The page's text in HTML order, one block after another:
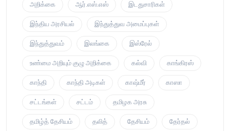
அறிக்கை ஆர்.எஸ்.எஸ் இடதுசாரிகள்
இந்திய அரசியல் இந்துத்துவ அமைப்புகள்
இந்துத்துவம் இலங்கை இஸ்ரேல்
உண்மை அறியும் குழு அறிக்கை கல்வி காங்கிரஸ்
காந்தி காந்தி அடிகள் காஷ்மீர் காஸா
சட்டங்கள் சட்டம் தமிழக அரசு
தமிழ்த் தேசியம் தலித் தேசியம் தேர்தல்